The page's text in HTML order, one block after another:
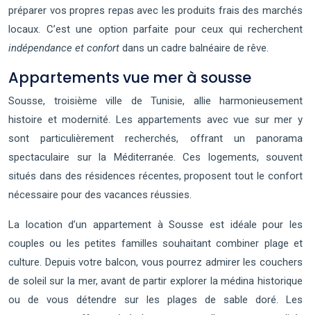
préparer vos propres repas avec les produits frais des marchés
locaux. C’est une option parfaite pour ceux qui recherchent
indépendance et confort dans un cadre balnéaire de rêve.
Appartements vue mer à sousse
Sousse, troisième ville de Tunisie, allie harmonieusement
histoire et modernité. Les appartements avec vue sur mer y
sont particulièrement recherchés, offrant un panorama
spectaculaire sur la Méditerranée. Ces logements, souvent
situés dans des résidences récentes, proposent tout le confort
nécessaire pour des vacances réussies.
La location d’un appartement à Sousse est idéale pour les
couples ou les petites familles souhaitant combiner plage et
culture. Depuis votre balcon, vous pourrez admirer les couchers
de soleil sur la mer, avant de partir explorer la médina historique
ou de vous détendre sur les plages de sable doré. Les